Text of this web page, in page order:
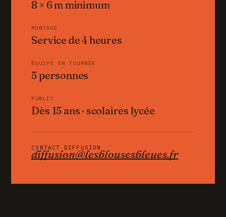
8 × 6 m minimum
MONTAGE
Service de 4 heures
ÉQUIPE EN TOURNÉE
5 personnes
PUBLIC
Dès 15 ans · scolaires lycée
CONTACT DIFFUSION
diffusion@lesblousesbleues.fr